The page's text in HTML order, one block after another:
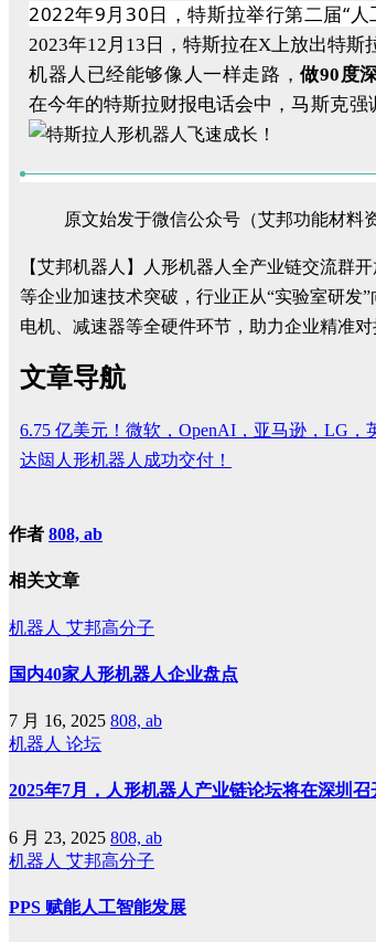
2022年9月30日，特斯拉举行第二届“
2023年12月13日，特斯拉在X上放出特斯
机器人已经能够像人一样走路，做90度
在今年的特斯拉财报电话会中， 马斯克强
原文始发于微信公众号（艾邦功能材料
【艾邦机器人】人形机器人全产业链交流群
等企业加速技术突破，行业正从“实验室研发
电机、减速器等全硬件环节，助力企业精准
文章导航
6.75 亿美元！微软，OpenAI，亚马逊，LG，
达闼人形机器人成功交付！
作者 808, ab
相关文章
机器人 艾邦高分子
国内40家人形机器人企业盘点
7 月 16, 2025 808, ab
机器人 论坛
2025年7月，人形机器人产业链论坛将在深圳召
6 月 23, 2025 808, ab
机器人 艾邦高分子
PPS 赋能人工智能发展